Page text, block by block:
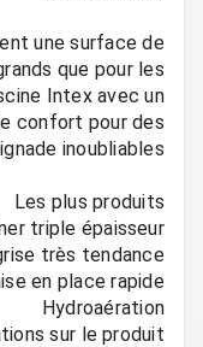
une surface de
que pour les
Intex avec un
confort pour des